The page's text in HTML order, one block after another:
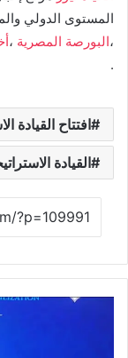
المستوى الدولي
،البورصة المصرية ،
.
افتتاح القيادة
القيادة